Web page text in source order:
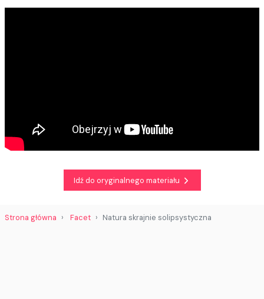
Idź do oryginalnego materiału
Strona główna Facet Natura skrajnie solipsystyczna